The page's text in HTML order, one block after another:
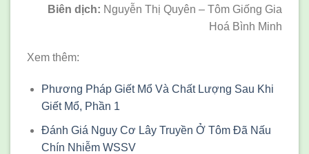
Biên dịch: Nguyễn Thị Quyên – Tôm Giống Gia
Hoá Bình Minh
Xem thêm:
Phương Pháp Giết Mổ Và Chất Lượng Sau Khi
Giết Mổ, Phần 1
Đánh Giá Nguy Cơ Lây Truyền Ở Tôm Đã Nấu
Chín Nhiễm WSSV